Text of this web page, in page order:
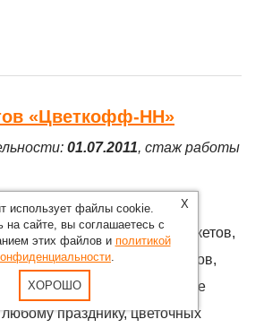
«Цветкофф-НН»
01.07.2011, стаж работы
НН" занимается
свадебных букетов,
кортежей, столов и залов,
Нижнему Новгороду, а также
празднику, цветочных
X
использует файлы cookie.
на сайте, вы соглашаетесь с
этих файлов и политикой
.
ХОРОШО